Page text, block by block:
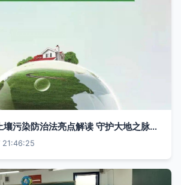
中华人民共和国土壤污染防治法亮点解读 守护大地之脉，共建绿色家园